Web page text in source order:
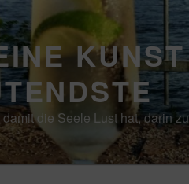
die Seele Lust hat, darin